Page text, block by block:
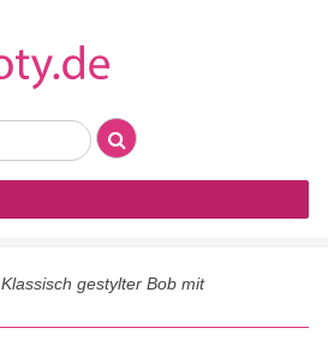
Klassisch gestylter Bob mit